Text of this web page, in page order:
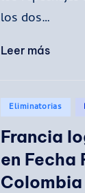
los dos…
Leer más
Publicado
Eliminatorias
Francia
en Fecha
Colombia